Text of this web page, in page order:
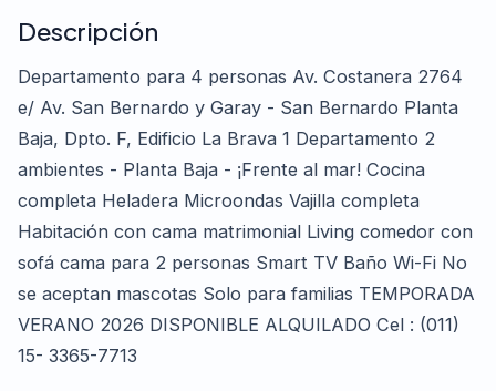
Descripción
Departamento para 4 personas Av. Costanera 2764
e/ Av. San Bernardo y Garay - San Bernardo Planta
Baja, Dpto. F, Edificio La Brava 1 Departamento 2
ambientes - Planta Baja - ¡Frente al mar! Cocina
completa Heladera Microondas Vajilla completa
Habitación con cama matrimonial Living comedor con
sofá cama para 2 personas Smart TV Baño Wi-Fi No
se aceptan mascotas Solo para familias TEMPORADA
VERANO 2026 DISPONIBLE ALQUILADO Cel : (011)
15- 3365-7713